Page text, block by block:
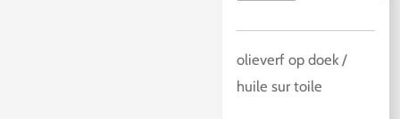
olieverf op doek /
huile sur toile